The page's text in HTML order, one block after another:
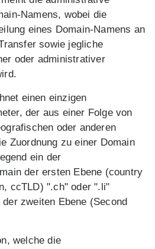
Namens, wobei die
eines Domain-Namens an
sowie jegliche
oder administrativer
einen einzigen
der aus einer Folge von
oder anderen
Zuordnung zu einer Domain
ein der
der ersten Ebene (country
ccTLD) ".ch" oder ".li"
zweiten Ebene (Second
welche die